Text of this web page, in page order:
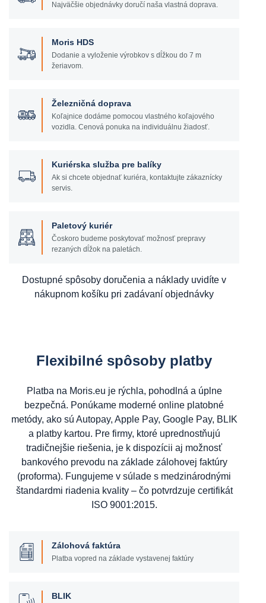
Najväčšie objednávky doručí naša vlastná doprava.
Moris HDS
Dodanie a vyloženie výrobkov s dĺžkou do 7 m
žeriavom.
Železničná doprava
Koľajnice dodáme pomocou vlastného koľajového
vozidla. Cenová ponuka na individuálnu žiadosť.
Kuriérska služba pre balíky
Ak si chcete objednať kuriéra, kontaktujte zákaznícky
servis.
Paletový kuriér
Čoskoro budeme poskytovať možnosť prepravy
rezaných dĺžok na paletách.
Dostupné spôsoby doručenia a náklady uvidíte v
nákupnom košíku pri zadávaní objednávky
Flexibilné spôsoby platby
Platba na Moris.eu je rýchla, pohodlná a úplne
bezpečná. Ponúkame moderné online platobné
metódy, ako sú Autopay, Apple Pay, Google Pay, BLIK
a platby kartou. Pre firmy, ktoré uprednostňujú
tradičnejšie riešenia, je k dispozícii aj možnosť
bankového prevodu na základe zálohovej faktúry
(proforma). Fungujeme v súlade s medzinárodnými
štandardmi riadenia kvality – čo potvrdzuje certifikát
ISO 9001:2015.
Zálohová faktúra
Platba vopred na základe vystavenej faktúry
BLIK